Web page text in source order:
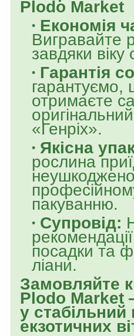
Plodo Market
Економія
Вигравайте
завдяки
Гарантія
гарантуємо,
отримаєте
«Генріх».
Якісна
рослина
пакуванню.
Супровід:
посадки та
ліани.
Замовляйте
Plodo Market
у
екзотичних